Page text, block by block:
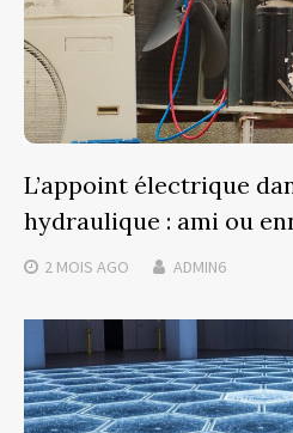
L’appoint électrique
hydraulique : ami ou
2 MOIS AGO ADMIN6